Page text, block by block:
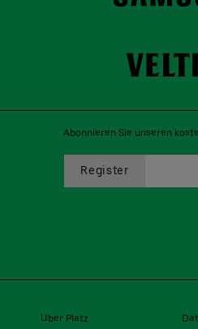
Abonnieren Sie unseren
Uber Platz